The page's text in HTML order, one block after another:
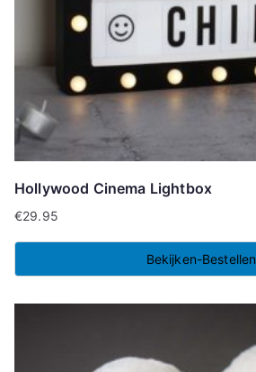
Hollywood Cinema Lightbox
€29.95
Bekijken-Bestellen